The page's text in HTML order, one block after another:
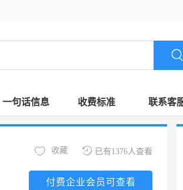
一句话信息 收费标准 联系客
已有1376人查看
收藏
付费企业会员可查看